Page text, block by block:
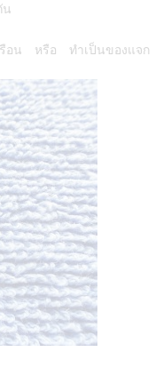
น
รือน หรือ ทำเป็นของแจก